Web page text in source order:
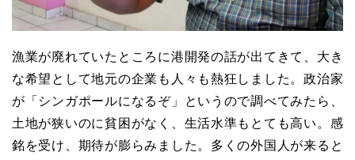
漁業が廃れていたところに港開発の話が出てきて、大き
な希望として地元の企業も人々も熱狂しました。政治家
が「シンガポールになるぞ」というので調べてみたら、
土地が狭いのに貧困がなく、生活水準もとても高い。感
銘を受け、期待が膨らみました。多くの外国人が来ると